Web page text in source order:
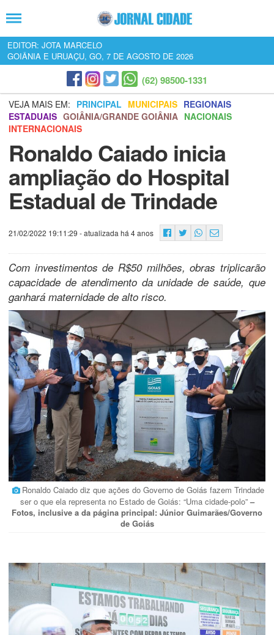
EDITOR: JOTA MARCELO
GOIÂNIA E URUAÇU, GO, 7 DE AGOSTO DE 2026
(62) 98500-1331
VEJA MAIS EM: PRINCIPAL MUNICIPAIS REGIONAIS
ESTADUAIS GOIÂNIA/GRANDE GOIÂNIA NACIONAIS
INTERNACIONAIS
Ronaldo Caiado inicia
ampliação do Hospital
Estadual de Trindade
21/02/2022 19:11:29 - atualizada há 4 anos
Com investimentos de R$50 milhões, obras triplicarão
capacidade de atendimento da unidade de saúde, que
ganhará maternidade de alto risco.
Ronaldo Caiado diz que ações do Governo de Goiás fazem Trindade
ser o que ela representa no Estado de Goiás: “Uma cidade-polo” –
Fotos, inclusive a da página principal: Júnior Guimarães/Governo
de Goiás